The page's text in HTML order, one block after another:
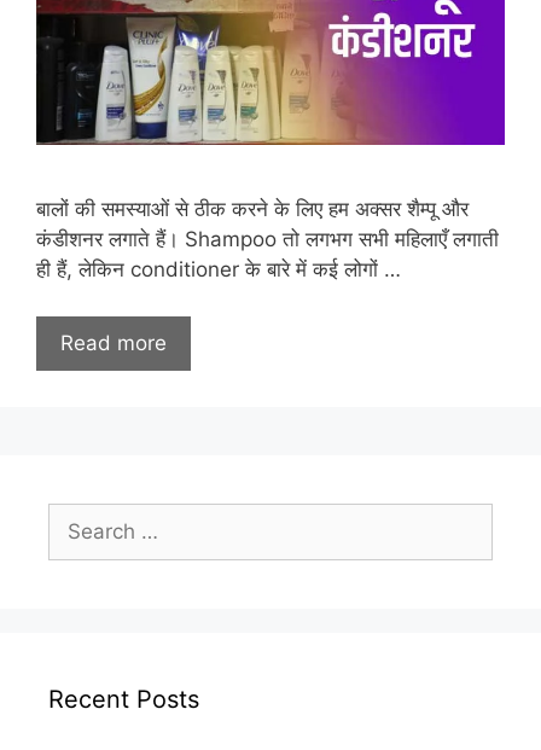
बालों की समस्याओं से ठीक करने के लिए हम अक्सर शैम्पू और
कंडीशनर लगाते हैं। Shampoo तो लगभग सभी महिलाएँ लगाती
ही हैं, लेकिन conditioner के बारे में कई लोगों …
Read more
for:
Recent Posts